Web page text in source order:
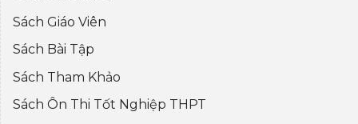
Sách Giáo Viên
Sách Bài Tập
Sách Tham Khảo
Sách Ôn Thi Tốt Nghiệp THPT